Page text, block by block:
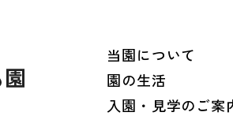
当園について
園の生活
入園・見学のご案